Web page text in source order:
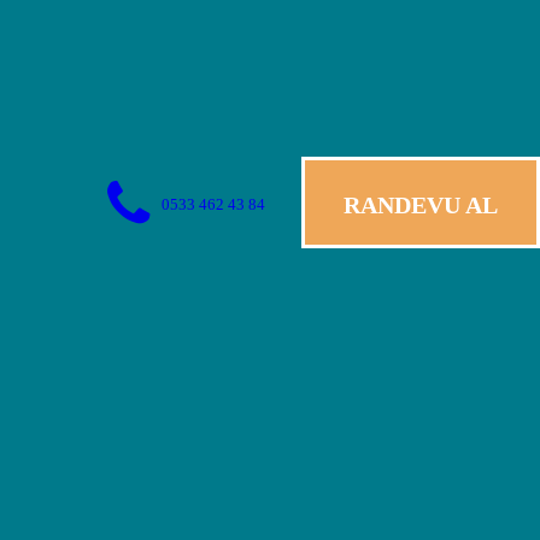
0533 462 43 84 RANDEVU AL